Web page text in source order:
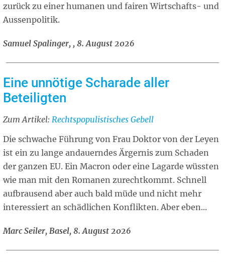
zurück zu einer humanen und fairen Wirtschafts- und
Aussenpolitik.
Samuel Spalinger, , 8. August 2026
Eine unnötige Scharade aller
Beteiligten
Zum Artikel: Related
article
Rechtspopulistisches Gebell
Die schwache Führung von Frau Doktor von der Leyen
ist ein zu lange andauerndes Ärgernis zum Schaden
der ganzen EU. Ein Macron oder eine Lagarde wüssten
wie man mit den Romanen zurechtkommt. Schnell
aufbrausend aber auch bald müde und nicht mehr
interessiert an schädlichen Konflikten. Aber eben...
Marc Seiler, Basel, 8. August 2026